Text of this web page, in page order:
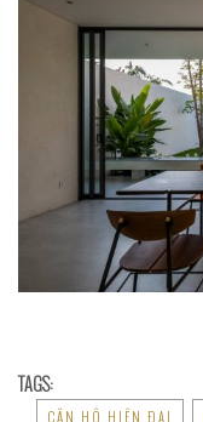
TAGS:
CĂN HỘ HIỆN ĐẠI